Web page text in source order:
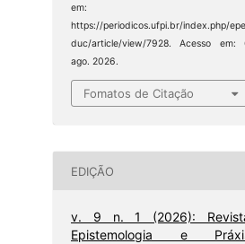
em:
https://periodicos.ufpi.br/index.php/epe
duc/article/view/7928. Acesso em:
ago. 2026.
Fomatos de Citação
EDIÇÃO
v. 9 n. 1 (2026):
Epistemologia e